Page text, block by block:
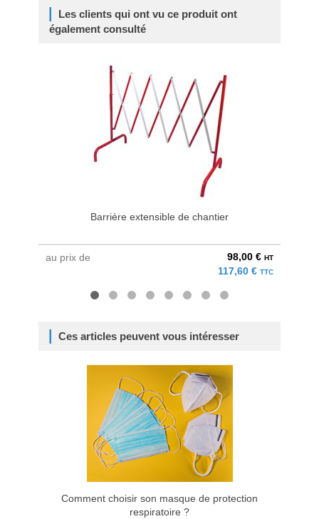
Les clients qui ont vu ce produit ont
également consulté
Barrière extensible de chantier
au prix de 98,00 € HT
117,60 € TTC
Ces articles peuvent vous intéresser
Comment choisir son masque de protection
respiratoire ?